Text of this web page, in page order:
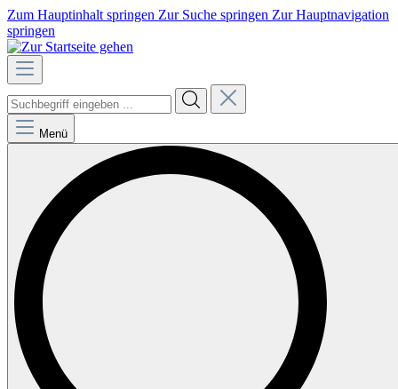
Zum Hauptinhalt springen Zur Suche springen Zur Hauptnavigation
springen
Menü